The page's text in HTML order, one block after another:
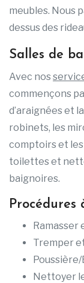
meubles. Nous
dessus des
Salles de
Avec nos
commençons
d’araignées et
robinets, les
comptoirs et
toilettes et
baignoires.
Procédures
Ramasser
Tremper
Poussière/
Nettoyer